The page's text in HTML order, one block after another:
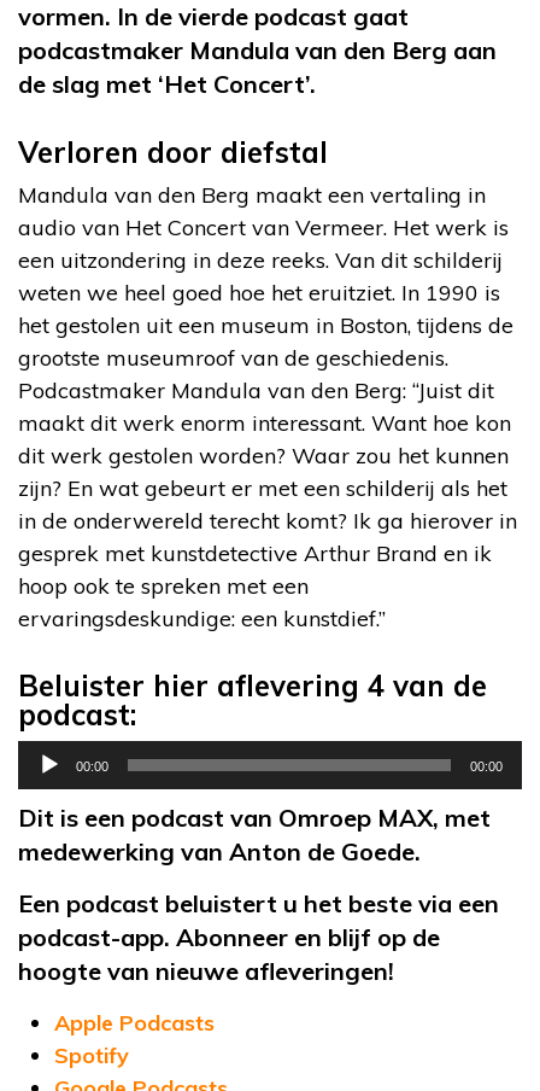
vormen. In de vierde podcast gaat
podcastmaker Mandula van den Berg aan
de slag met ‘Het Concert’.
Verloren door diefstal
Mandula van den Berg maakt een vertaling in
audio van Het Concert van Vermeer. Het werk is
een uitzondering in deze reeks. Van dit schilderij
weten we heel goed hoe het eruitziet. In 1990 is
het gestolen uit een museum in Boston, tijdens de
grootste museumroof van de geschiedenis.
Podcastmaker Mandula van den Berg: “Juist dit
maakt dit werk enorm interessant. Want hoe kon
dit werk gestolen worden? Waar zou het kunnen
zijn? En wat gebeurt er met een schilderij als het
in de onderwereld terecht komt? Ik ga hierover in
gesprek met kunstdetective Arthur Brand en ik
hoop ook te spreken met een
ervaringsdeskundige: een kunstdief.”
Beluister hier aflevering 4 van de
podcast:
Audiospeler
00:00 00:00
Dit is een podcast van Omroep MAX, met
medewerking van Anton de Goede.
Een podcast beluistert u het beste via een
podcast-app. Abonneer en blijf op de
hoogte van nieuwe afleveringen!
Apple Podcasts
Spotify